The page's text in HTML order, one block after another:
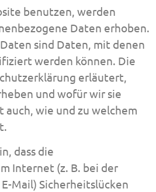
benutzen, werden
Daten erhoben.
sind Daten, mit denen
werden können. Die
erläutert,
und wofür wir sie
wie und zu welchem
dass die
Internet (z. B. bei der
Mail) Sicherheitslücken